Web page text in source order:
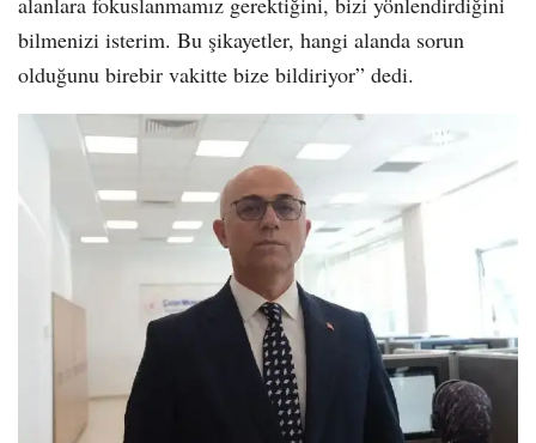
bilmenizi isterim. Bu şikayetler, hangi alanda sorun
olduğunu birebir vakitte bize bildiriyor” dedi.